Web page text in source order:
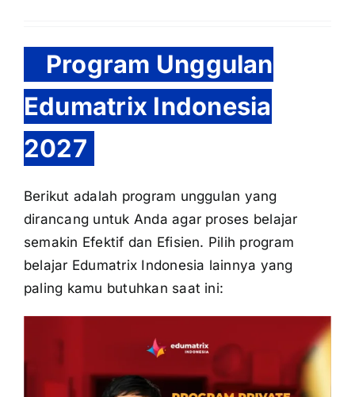
Program Unggulan
Edumatrix Indonesia
2027
Berikut adalah program unggulan yang
dirancang untuk Anda agar proses belajar
semakin Efektif dan Efisien. Pilih program
belajar Edumatrix Indonesia lainnya yang
paling kamu butuhkan saat ini: